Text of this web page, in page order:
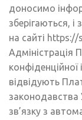
доносимо
зберігаються,
на сайті
Адміністрація
конфіденційної
відвідують
законодавства
зв’язку з